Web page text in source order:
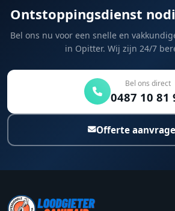
Ontstoppingsdienst
Bel ons nu voor een snelle en
in Opitter. Wij zijn 24/7
Bel ons direct
0487 10 81
Offerte